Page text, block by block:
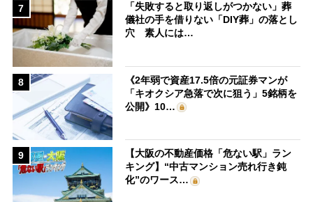
7
「失敗すると取り返しがつかない」葬
儀社の手を借りない「DIY葬」の落とし
穴 素人には…
8
《2年弱で資産17.5倍の元証券マンが
「キオクシア急落で次に狙う」5銘柄を
公開》10…
9
【大阪の不動産価格「危ない駅」ラン
キング】“中古マンション売れ行き鈍
化”のワース…